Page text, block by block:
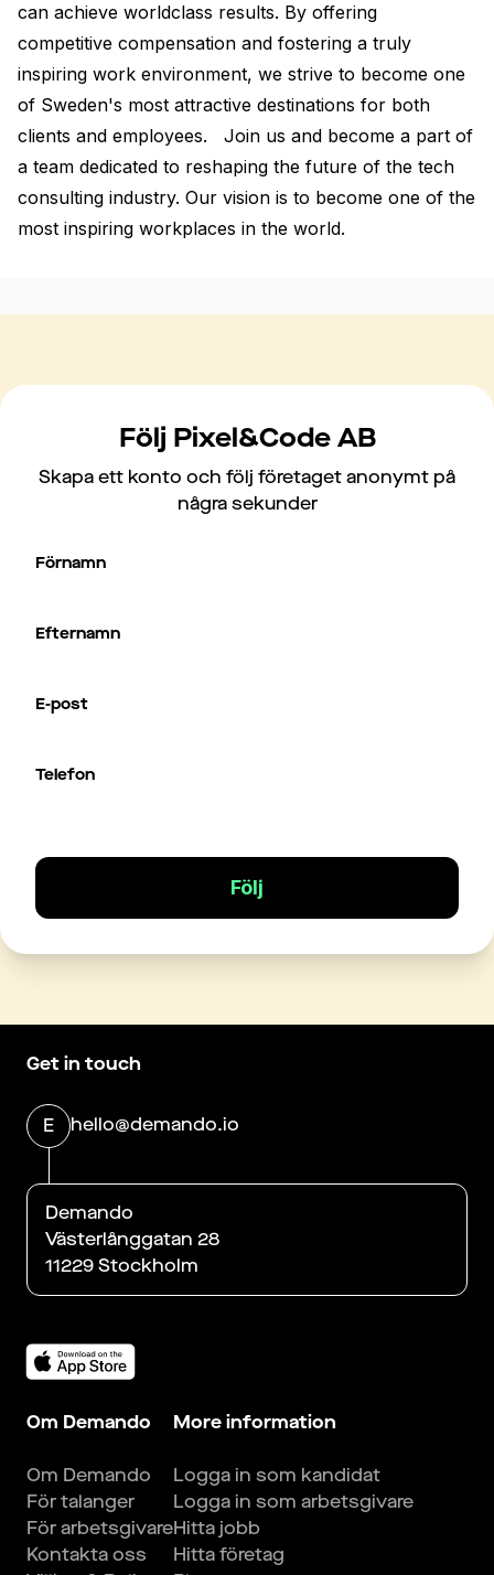
can achieve worldclass results. By offering
competitive compensation and fostering a truly
inspiring work environment, we strive to become one
of Sweden's most attractive destinations for both
clients and employees.   Join us and become a part of
a team dedicated to reshaping the future of the tech
consulting industry. Our vision is to become one of the
most inspiring workplaces in the world.
Följ Pixel&Code AB
Skapa ett konto och följ företaget anonymt på
några sekunder
Förnamn
Efternamn
E-post
Telefon
Följ
Get in touch
E hello@demando.io
Demando
Västerlånggatan 28
11229 Stockholm
Om Demando
Om Demando
För talanger
För arbetsgivare
Kontakta oss
More information
Logga in som kandidat
Logga in som arbetsgivare
Hitta jobb
Hitta företag